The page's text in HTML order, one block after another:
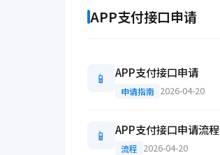
APP支付接口申请
📱 APP支付接口申请
申请指南 2026-04-20
📱 APP支付接口申请流程
流程 2026-04-20